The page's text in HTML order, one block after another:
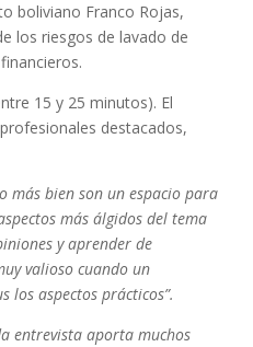
boliviano Franco Rojas,
los riesgos de lavado de
15 y 25 minutos). El
destacados,
más bien son un espacio para
más álgidos del tema
y aprender de
valioso cuando un
los aspectos prácticos”.
entrevista aporta muchos